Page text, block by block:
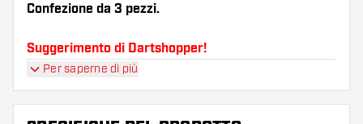
Confezione da 3 pezzi.
Suggerimento di Dartshopper!
numero di alette e di astine. Questi possono
danneggiarsi o rompersi con l'uso.
Per saperne di più